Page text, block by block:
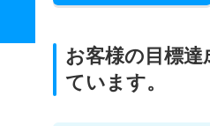
お客様の目標
ています。